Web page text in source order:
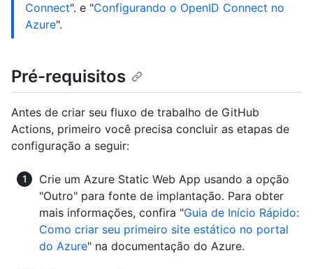
Connect". e "Configurando o OpenID Connect no
Azure".
Pré-requisitos
Antes de criar seu fluxo de trabalho de GitHub
Actions, primeiro você precisa concluir as etapas de
configuração a seguir:
Crie um Azure Static Web App usando a opção
"Outro" para fonte de implantação. Para obter
mais informações, confira "Guia de Início Rápido:
Como criar seu primeiro site estático no portal
do Azure" na documentação do Azure.